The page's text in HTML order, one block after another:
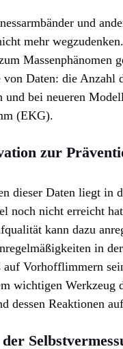
und
mehr
Massenphänomen
Daten: die Anzahl
und bei neueren
(EKG).
zur
dieser Daten liegt in
noch nicht erreicht
kann dazu
in
Vorhofflimmern
wichtigen Werkzeug
dessen Reaktionen